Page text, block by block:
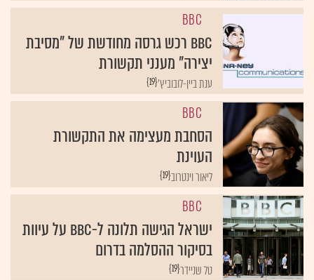
BBC
BBC רכש גרסה מחודשת של "מסיבת
יצירה" מענני תקשורת
{19}ענת ביין-לובוביץ'
BBC
הסחבת מעצימה את התקשורת
העוינת
{19}ליאור וינטרוב
BBC
ישראל הגישה תלונה ל-BBC על עיוות
בסיקור ההסלמה בדרום
{19}טל שניידר